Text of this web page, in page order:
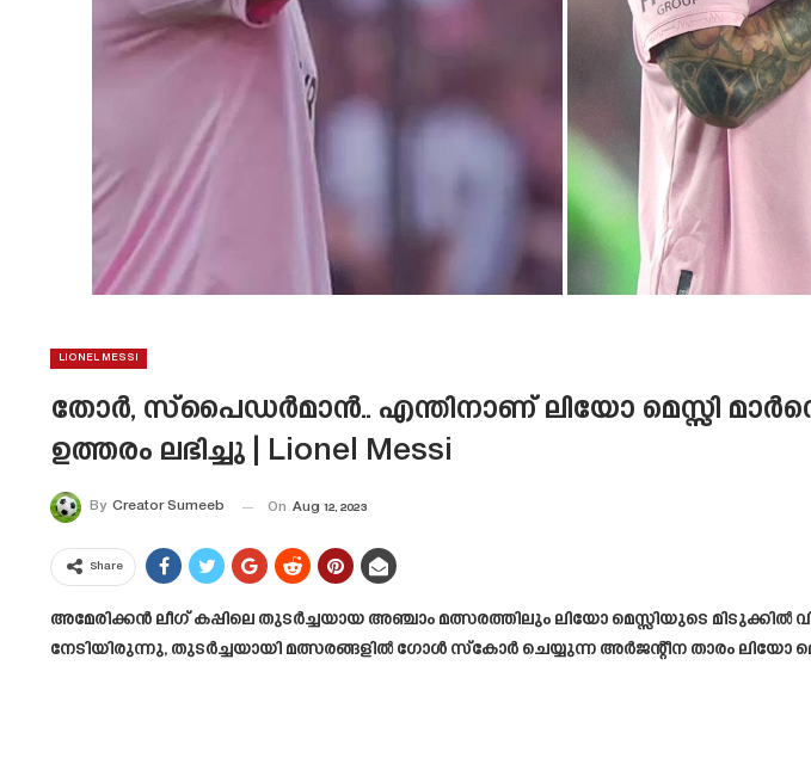
LIONEL MESSI
തോർ, സ്പൈഡർമാൻ.. എന്തിനാണ് ലിയോ മെസ്സി
ഉത്തരം ലഭിച്ചു | Lionel Messi
By Creator Sumeeb On Aug 12, 2023
Share
അമേരിക്കൻ ലീഗ് കപ്പിലെ തുടർച്ചയായ അഞ്ചാം മത്സരത്തിലും ലിയോ മെസ്സിയുടെ മിടുക്കിൽ
നേടിയിരുന്നു, തുടർച്ചയായി മത്സരങ്ങളിൽ ഗോൾ സ്കോർ ചെയ്യുന്ന അർജന്റീന താരം ലിയോ